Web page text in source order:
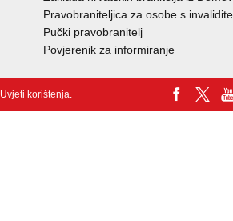
Pravobraniteljica za osobe s
Pučki pravobranitelj
Povjerenik za informiranje
Uvjeti korištenja.